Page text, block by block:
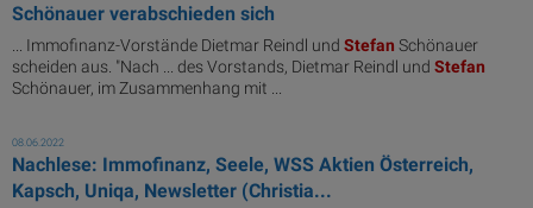
Schönauer verabschieden sich
... Immofinanz-Vorstände Dietmar Reindl und Stefan Schönauer
scheiden aus. "Nach ... des Vorstands, Dietmar Reindl und Stefan
Schönauer, im Zusammenhang mit ...
08.06.2022
Nachlese: Immofinanz, Seele, WSS Aktien Österreich,
Kapsch, Uniqa, Newsletter (Christia...